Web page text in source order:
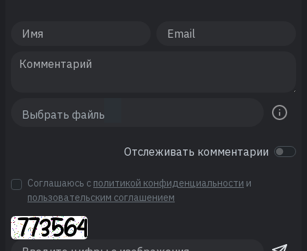
Отслеживать комментарии
Соглашаюсь с политикой конфиденциальности и
пользовательским соглашением